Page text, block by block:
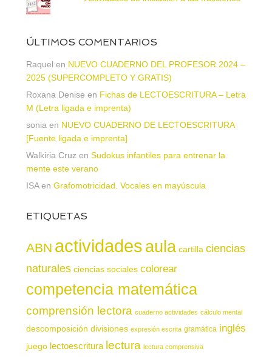
ÚLTIMOS COMENTARIOS
Raquel en NUEVO CUADERNO DEL PROFESOR 2024 –
2025 (SUPERCOMPLETO Y GRATIS)
Roxana Denise en Fichas de LECTOESCRITURA – Letra
M (Letra ligada e imprenta)
soniaen NUEVO CUADERNO DE LECTOESCRITURA
[Fuente ligada e imprenta]
Walkiria Cruzen Sudokus infantiles para entrenar la
mente este verano
ISAen Grafomotricidad. Vocales en mayúscula
ETIQUETAS
ABN actividadesaula cartilla ciencias
naturales ciencias sociales colorear
competencia matemática
comprensión lectora cuaderno actividades cálculo mental
descomposición divisiones expresión escrita gramática inglés
juego lectoescritura lectura lectura comprensiva